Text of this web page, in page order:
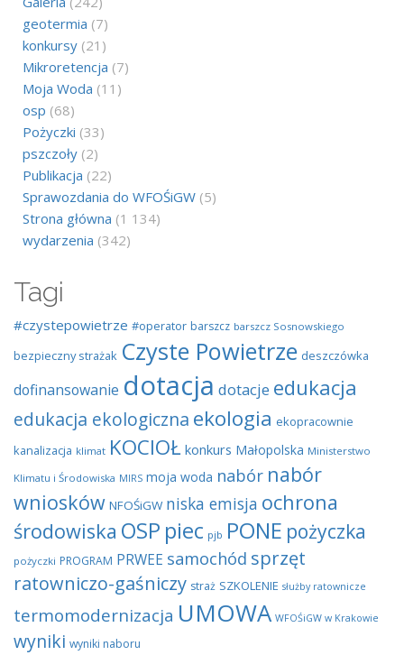
geotermia (7)
konkursy (21)
Mikroretencja (7)
Moja Woda (11)
osp (68)
Pożyczki (33)
pszczoły (2)
Publikacja (22)
Sprawozdania do WFOŚiGW (5)
Strona główna (1 134)
wydarzenia (342)
Tagi
#czystepowietrze #operator barszcz barszcz Sosnowskiego
bezpieczny strażak Czyste Powietrze deszczówka
dofinansowanie dotacja dotacje edukacja
edukacja ekologiczna ekologia ekopracownie
kanalizacja klimat KOCIOŁ konkurs Małopolska Ministerstwo
Klimatu i Środowiska MIRS moja woda nabór nabór
wniosków NFOŚiGW niska emisja ochrona
środowiska OSP piec pjb PONE pożyczka
pożyczki PROGRAM PRWEE samochód sprzęt
ratowniczo-gaśniczy straż SZKOLENIE służby ratownicze
termomodernizacja UMOWA WFOŚiGW w Krakowie
wyniki wyniki naboru